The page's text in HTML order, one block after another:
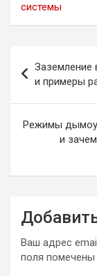
системы
по
записям
Заземление
и примеры
Режимы
и
Ваш адрес
поля помечены